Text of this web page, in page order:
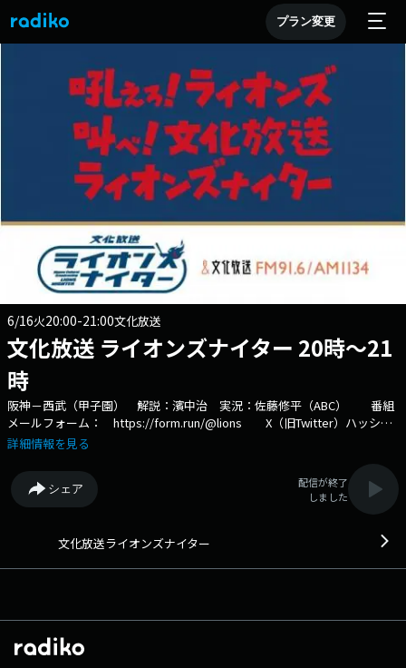
プラン変更
6/16火20:00-21:00文化放送
文化放送 ライオンズナイター 20時～21
時
阪神－西武（甲子園） 解説：濱中治 実況：佐藤修平（ABC） 番組
メールフォーム： https://form.run/@lions X（旧Twitter）ハッシュ
タグは「#ライオンズナイター」 X（旧Twitter）ページは
げ、王座奪回を目指す埼玉西武ライオンズの試合を中心に放送！ 今シー
ズンも「吼えろ！ライオンズ 叫べ！文化放送ライオンズナイター」をキ
ャッチフレーズに熱くお届けします!! ※シーズンオフはライオンズエ
陣・選手の声をお届します。 文化放送公式X（旧Twitter）ア
詳細情報を見る
シェア
配信が終了
しました
文化放送ライオンズナイター